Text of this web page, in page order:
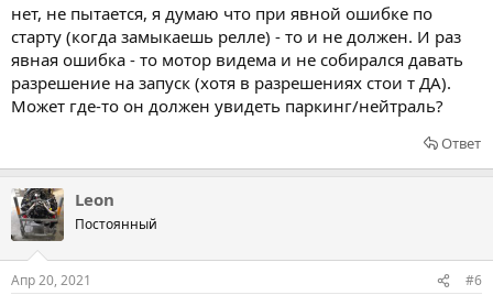
нет, не пытается, я думаю что при явной ошибке по
старту (когда замыкаешь релле) - то и не должен. И раз
явная ошибка - то мотор видема и не собирался давать
разрешение на запуск (хотя в разрешениях стои т ДА).
Может где-то он должен увидеть паркинг/нейтраль?
Ответ
Leon
Постоянный
Апр 20, 2021 #6